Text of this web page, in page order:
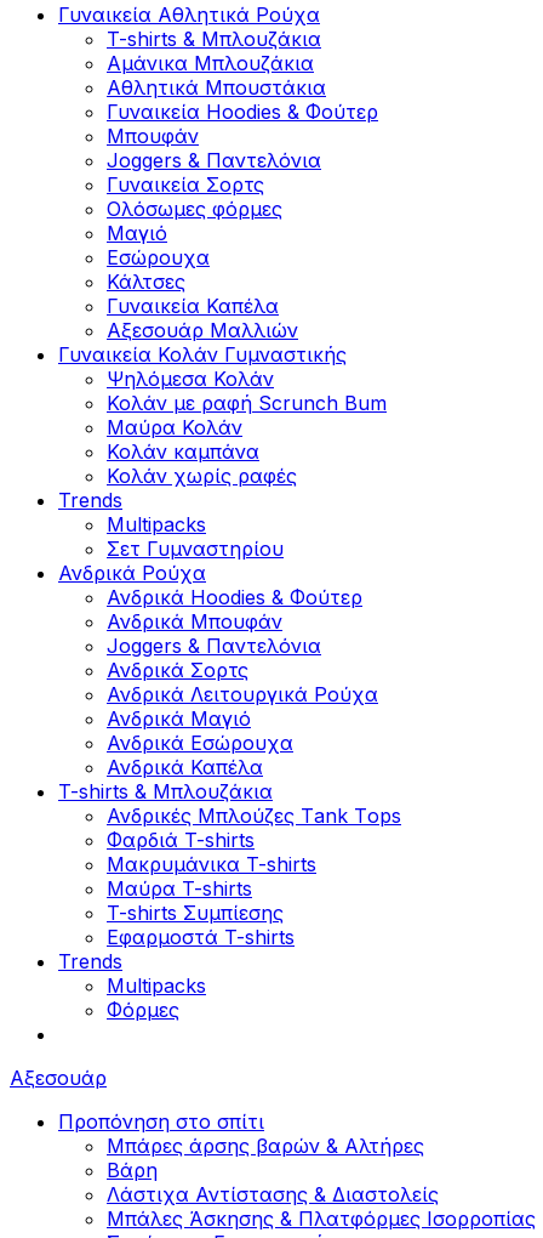
Γυναικεία Αθλητικά Ρούχα
T-shirts & Μπλουζάκια
Αμάνικα Μπλουζάκια
Aθλητικά Μπουστάκια
Γυναικεία Hoodies & Φούτερ
Μπουφάν
Joggers & Παντελόνια
Γυναικεία Σορτς
Ολόσωμες φόρμες
Μαγιό
Εσώρουχα
Κάλτσες
Γυναικεία Καπέλα
Αξεσουάρ Μαλλιών
Γυναικεία Κολάν Γυμναστικής
Ψηλόμεσα Κολάν
Κολάν με ραφή Scrunch Bum
Μαύρα Κολάν
Κολάν καμπάνα
Κολάν χωρίς ραφές
Trends
Multipacks
Σετ Γυμναστηρίου
Ανδρικά Ρούχα
Ανδρικά Hoodies & Φούτερ
Ανδρικά Μπουφάν
Joggers & Παντελόνια
Ανδρικά Σορτς
Ανδρικά Λειτουργικά Ρούχα
Ανδρικά Μαγιό
Ανδρικά Εσώρουχα
Ανδρικά Καπέλα
T-shirts & Μπλουζάκια
Ανδρικές Mπλούζες Τank Τops
Φαρδιά T-shirts
Μακρυμάνικα T-shirts
Μαύρα T-shirts
T-shirts Συμπίεσης
Εφαρμοστά T-shirts
Trends
Multipacks
Φόρμες
Αξεσουάρ
Προπόνηση στο σπίτι
Μπάρες άρσης βαρών & Αλτήρες
Βάρη
Λάστιχα Αντίστασης & Διαστολείς
Μπάλες Άσκησης & Πλατφόρμες Ισορροπίας